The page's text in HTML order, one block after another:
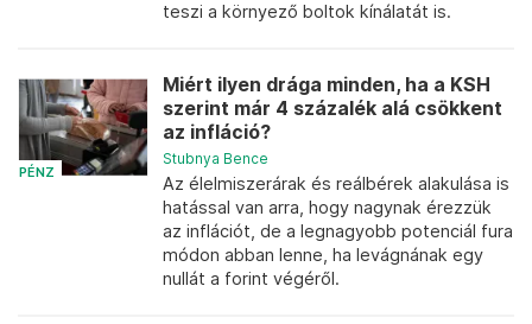
teszi a környező boltok kínálatát is.
PÉNZ
Miért ilyen drága minden, ha a KSH
szerint már 4 százalék alá csökkent
az infláció?
Stubnya Bence
Az élelmiszerárak és reálbérek alakulása is
hatással van arra, hogy nagynak érezzük
az inflációt, de a legnagyobb potenciál fura
módon abban lenne, ha levágnának egy
nullát a forint végéről.